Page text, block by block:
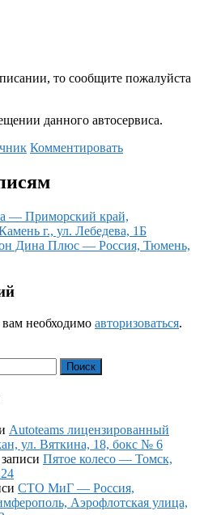
то сообщите пожалуйста
данного автосервиса.
Комментировать
— Приморский край,
г., ул. Лебедева, 1Б
Дина Плюс — Россия, Тюмень,
необходимо авторизоваться.
Поиск
Autoteams лицензированный
ул. Вяткина, 18, бокс № 6
Пятое колесо — Томск,
СТО МиГ — Россия,
Аэрофлотская улица,